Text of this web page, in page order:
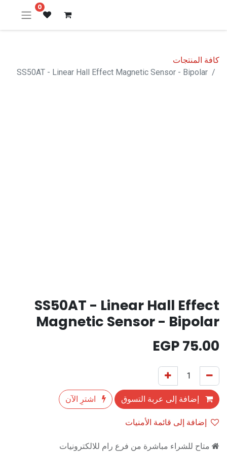
0
كافة المنتجات
SS50AT - Linear Hall Effect Magnetic Sensor - Bipolar
SS50AT - Linear Hall Effect
Magnetic Sensor - Bipolar
75.00
إضافة إلى عربة التسوق
اشترِ الآن
إضافة إلى قائمة الأمنيات
متاح للشراء مباشرة من فرع رام للالكترونيات